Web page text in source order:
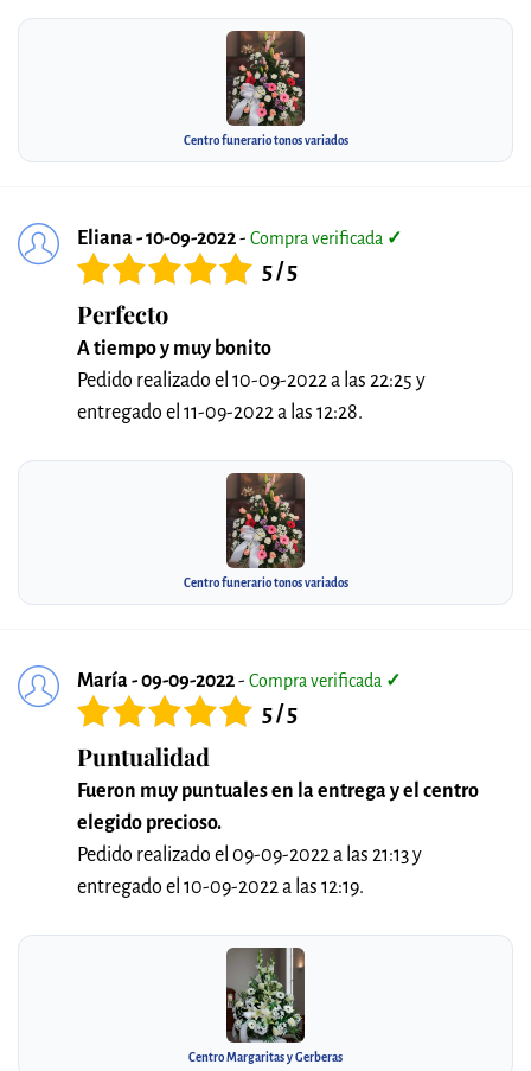
Centro funerario tonos variados
Eliana - 10-09-2022- Compra verificada ✓
5 / 5
Perfecto
A tiempo y muy bonito
Pedido realizado el 10-09-2022 a las 22:25 y
entregado el 11-09-2022 a las 12:28.
Centro funerario tonos variados
María - 09-09-2022- Compra verificada ✓
5 / 5
Puntualidad
Fueron muy puntuales en la entrega y el centro
elegido precioso.
Pedido realizado el 09-09-2022 a las 21:13 y
entregado el 10-09-2022 a las 12:19.
Centro Margaritas y Gerberas